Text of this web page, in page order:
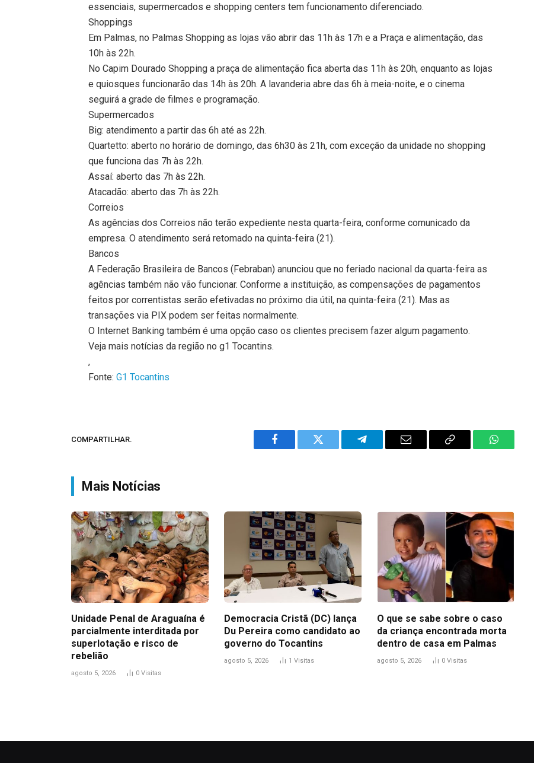
essenciais, supermercados e shopping centers tem funcionamento diferenciado.
Shoppings
Em Palmas, no Palmas Shopping as lojas vão abrir das 11h às 17h e a Praça e alimentação, das
10h às 22h.
No Capim Dourado Shopping a praça de alimentação fica aberta das 11h às 20h, enquanto as lojas
e quiosques funcionarão das 14h às 20h. A lavanderia abre das 6h à meia-noite, e o cinema
seguirá a grade de filmes e programação.
Supermercados
Big: atendimento a partir das 6h até as 22h.
Quartetto: aberto no horário de domingo, das 6h30 às 21h, com exceção da unidade no shopping
que funciona das 7h às 22h.
Assaí: aberto das 7h às 22h.
Atacadão: aberto das 7h às 22h.
Correios
As agências dos Correios não terão expediente nesta quarta-feira, conforme comunicado da
empresa. O atendimento será retomado na quinta-feira (21).
Bancos
A Federação Brasileira de Bancos (Febraban) anunciou que no feriado nacional da quarta-feira as
agências também não vão funcionar. Conforme a instituição, as compensações de pagamentos
feitos por correntistas serão efetivadas no próximo dia útil, na quinta-feira (21). Mas as
transações via PIX podem ser feitas normalmente.
O Internet Banking também é uma opção caso os clientes precisem fazer algum pagamento.
Veja mais notícias da região no g1 Tocantins.
,
Fonte:G1 Tocantins
COMPARTILHAR.
Facebook Twitter Telegram Email
Copy
WhatsApp
Mais Notícias
Unidade Penal de Araguaína é
parcialmente interditada por
superlotação e risco de
rebelião
agosto 5, 2026 0 Visitas
Democracia Cristã (DC) lança
Du Pereira como candidato ao
governo do Tocantins
agosto 5, 2026 1 Visitas
O que se sabe sobre o caso
da criança encontrada morta
dentro de casa em Palmas
agosto 5, 2026 0 Visitas